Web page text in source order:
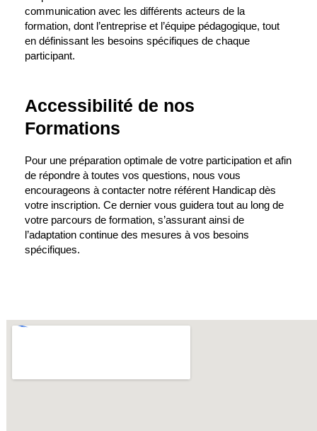
communication avec les différents acteurs de la
formation, dont l’entreprise et l’équipe pédagogique, tout
en définissant les besoins spécifiques de chaque
participant.
Accessibilité de nos
Formations
Pour une préparation optimale de votre participation et afin
de répondre à toutes vos questions, nous vous
encourageons à contacter notre référent Handicap dès
votre inscription. Ce dernier vous guidera tout au long de
votre parcours de formation, s’assurant ainsi de
l’adaptation continue des mesures à vos besoins
spécifiques.